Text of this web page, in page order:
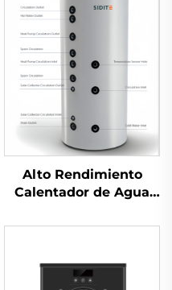
Alto Rendimiento
Calentador de Agua
Capacidad SP-T
Presurizado Colección
de Calor Multiusos